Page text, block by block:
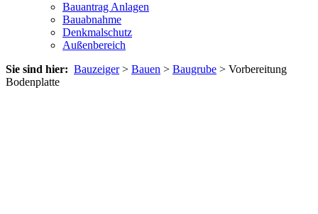
Bauantrag Anlagen
Bauabnahme
Denkmalschutz
Außenbereich
Sie sind hier: Bauzeiger> Bauen > Baugrube > Vorbereitung
Bodenplatte